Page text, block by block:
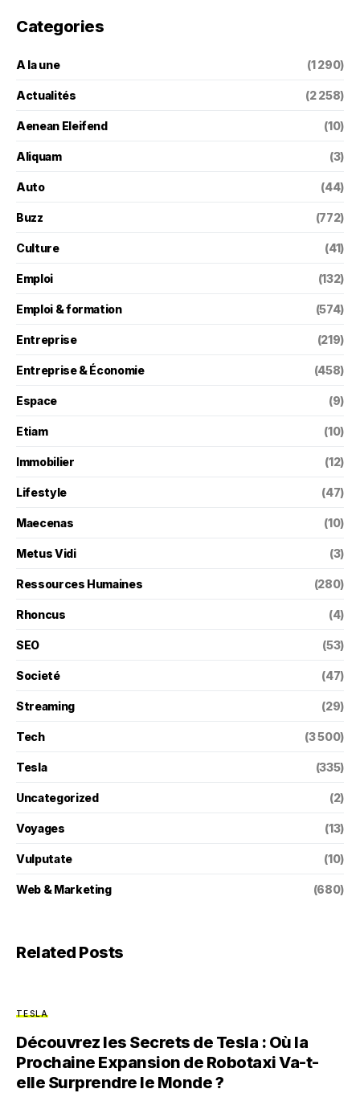
Categories
A la une (1 290)
Actualités (2 258)
Aenean Eleifend (10)
Aliquam (3)
Auto (44)
Buzz (772)
Culture (41)
Emploi (132)
Emploi & formation (574)
Entreprise (219)
Entreprise & Économie (458)
Espace (9)
Etiam (10)
Immobilier (12)
Lifestyle (47)
Maecenas (10)
Metus Vidi (3)
Ressources Humaines (280)
Rhoncus (4)
SEO (53)
Societé (47)
Streaming (29)
Tech (3 500)
Tesla (335)
Uncategorized (2)
Voyages (13)
Vulputate (10)
Web & Marketing (680)
Related Posts
TESLA
Découvrez les Secrets de Tesla : Où la
Prochaine Expansion de Robotaxi Va-t-
elle Surprendre le Monde ?